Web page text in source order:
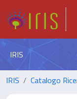
IRIS
IRIS Catalogo